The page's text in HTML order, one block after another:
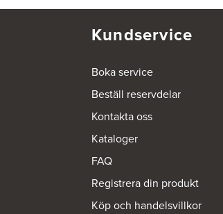
Kundservice
Boka service
Beställ reservdelar
Kontakta oss
Kataloger
FAQ
Registrera din produkt
Köp och handelsvillkor